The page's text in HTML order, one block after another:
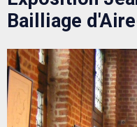
Bailliage